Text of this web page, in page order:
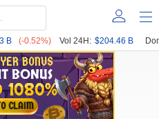
B (-0.52%) Vol 24H: $204.46 B